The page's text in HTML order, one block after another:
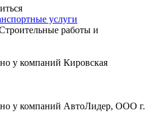
услуги
работы и
у компаний Кировская
у компаний АвтоЛидер, ООО г.